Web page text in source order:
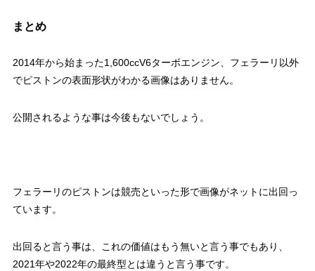
まとめ
2014年から始まった1,600ccV6ターボエンジン、フェラーリ以外
でピストンの表面形状がわかる画像はありません。
公開されるような事は今後もないでしょう。
フェラーリのピストンは競売といった形で画像がネットに出回っ
ています。
出回ると言う事は、これの価値はもう無いと言う事でもあり、
2021年や2022年の最終型とは違うと言う事です。